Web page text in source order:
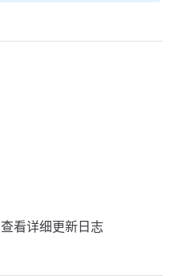
查看详细更新日志